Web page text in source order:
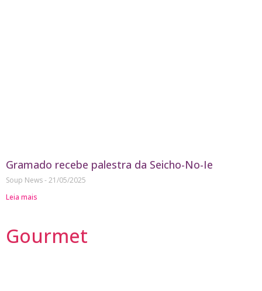
Gramado recebe palestra da Seicho-No-Ie
Soup News 21/05/2025
Leia mais
Gourmet